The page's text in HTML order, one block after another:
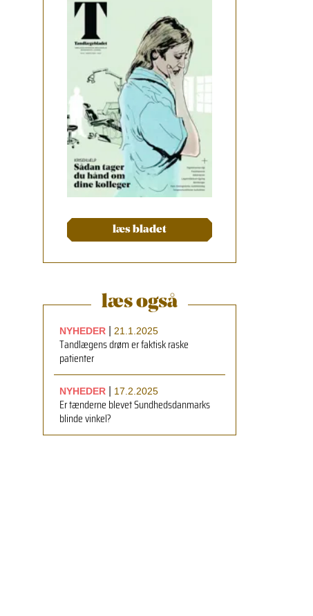
læs bladet
læs også
NYHEDER| 21.1.2025
Tandlægens drøm er faktisk raske
patienter
NYHEDER| 17.2.2025
Er tænderne blevet Sundhedsdanmarks
blinde vinkel?